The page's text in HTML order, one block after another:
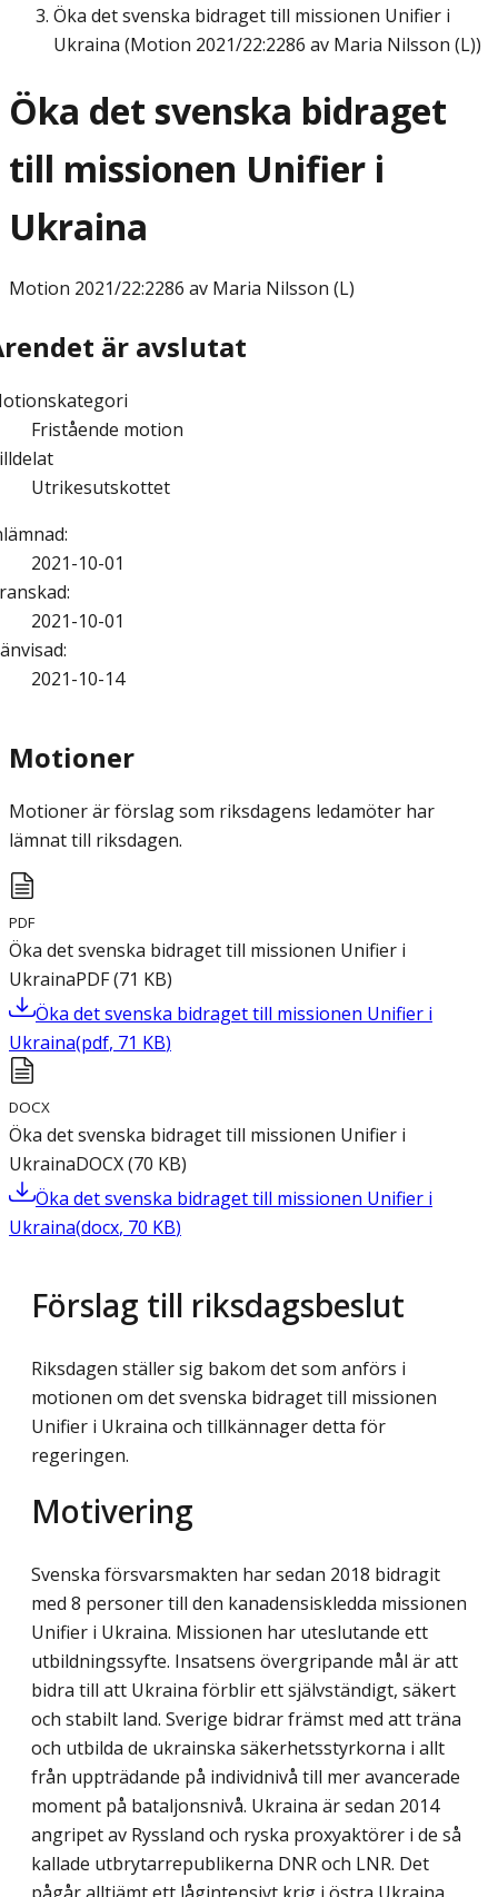
Öka det svenska bidraget till missionen Unifier i
Ukraina (Motion 2021/22:2286 av Maria Nilsson (L))
Öka det svenska bidraget
till missionen Unifier i
Ukraina
Motion 2021/22:2286 av Maria Nilsson (L)
är avslutat
Fristående motion
Utrikesutskottet
:
2021-10-01
:
2021-10-01
:
2021-10-14
Motioner
Motioner är förslag som riksdagens ledamöter har
lämnat till riksdagen.
PDF
Öka det svenska bidraget till missionen Unifier i
UkrainaPDF(71 KB)
Öka det svenska bidraget till missionen Unifier i
Ukraina(pdf, 71 KB)
DOCX
Öka det svenska bidraget till missionen Unifier i
UkrainaDOCX(70 KB)
Öka det svenska bidraget till missionen Unifier i
Ukraina(docx, 70 KB)
Förslag till riksdagsbeslut
Riksdagen ställer sig bakom det som anförs i
motionen om det svenska bidraget till missionen
Unifier i Ukraina och tillkännager detta för
regeringen.
Motivering
Svenska försvarsmakten har sedan 2018 bidragit
med 8 personer till den kanadensisk­ledda missionen
Unifier i Ukraina. Missionen har uteslutande ett
utbildningssyfte. Insatsens övergripande mål är att
bidra till att Ukraina förblir ett självständigt, säkert
och stabilt land. Sverige bidrar främst med att träna
och utbilda de ukrainska säkerhets­styrkorna i allt
från uppträdande på individnivå till mer avancerade
moment på bataljonsnivå. Ukraina är sedan 2014
angripet av Ryssland och ryska proxyaktörer i de så
kallade utbrytarrepublikerna DNR och LNR. Det